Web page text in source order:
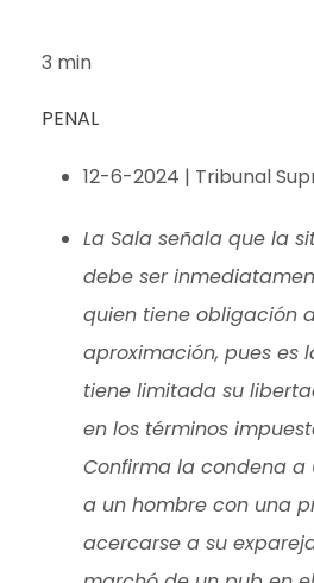
3 min
PENAL
12-6-2024 | Tribunal
La Sala señala que la
debe ser
quien tiene obligación
aproximación, pues es
tiene limitada su
en los términos
Confirma la condena a
a un hombre con una
acercarse a su